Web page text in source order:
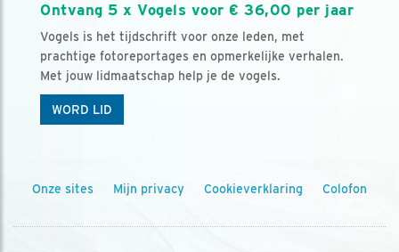
Ontvang 5 x Vogels voor € 36,00 per jaar
Vogels is het tijdschrift voor onze leden, met
prachtige fotoreportages en opmerkelijke verhalen.
Met jouw lidmaatschap help je de vogels.
WORD LID
Onze sites Mijn privacy Cookieverklaring Colofon